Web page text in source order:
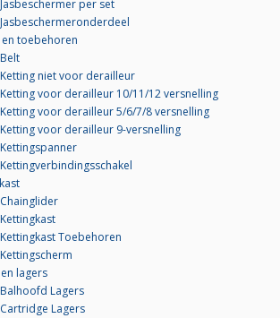
Jasbeschermer per set
Jasbeschermeronderdeel
toebehoren
Belt
Ketting niet voor derailleur
Ketting voor derailleur 10/11/12 versnelling
Ketting voor derailleur 5/6/7/8 versnelling
Ketting voor derailleur 9-versnelling
Kettingspanner
Kettingverbindingsschakel
Chainglider
Kettingkast
Kettingkast Toebehoren
Kettingscherm
lagers
Balhoofd Lagers
Cartridge Lagers